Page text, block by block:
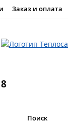
Заказ и оплата
8
Поиск